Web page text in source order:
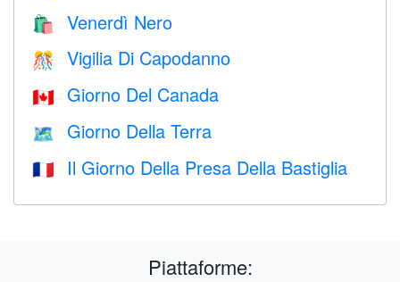
🛍 Venerdì Nero
🎊 Vigilia Di Capodanno
🇨🇦 Giorno Del Canada
🗺️ Giorno Della Terra
🇫🇷 Il Giorno Della Presa Della Bastiglia
Piattaforme: